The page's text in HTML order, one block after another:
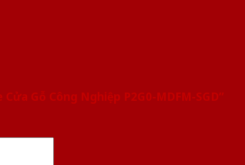
Gỗ Công Nghiệp P2G0-MDFM-SGD”